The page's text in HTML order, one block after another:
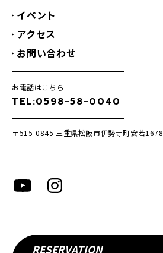
イベント
アクセス
お問い合わせ
お電話はこちら
TEL:0598-58-0040
〒515-0845 三重県松阪市伊勢寺町安若1678
RESERVATION